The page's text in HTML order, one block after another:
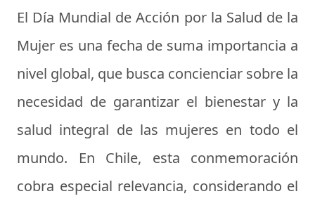
El Día Mundial de Acción por la Salud de la
Mujer es una fecha de suma importancia a
nivel global, que busca concienciar sobre la
necesidad de garantizar el bienestar y la
salud integral de las mujeres en todo el
mundo. En Chile, esta conmemoración
cobra especial relevancia, considerando el